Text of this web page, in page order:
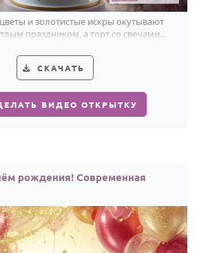
и золотистые искры окутывают
праздником, а торт со свечами
СКАЧАТЬ
ВИДЕО ОТКРЫТКУ
рождения! Современная